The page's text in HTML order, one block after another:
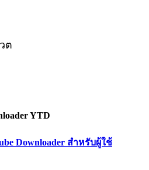
ต
YTD
Downloader สำหรับผู้ใช้